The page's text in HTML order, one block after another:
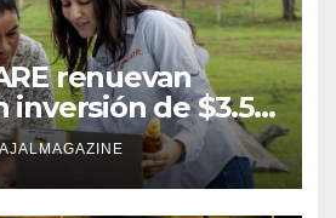
renuevan
inversión de $3.5
el desarrollo de
en